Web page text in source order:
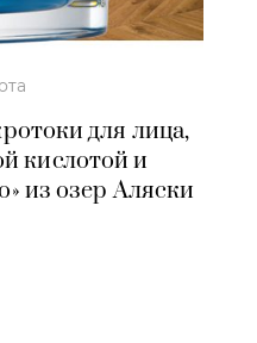
для лица,
кислотой и
из озер Аляски